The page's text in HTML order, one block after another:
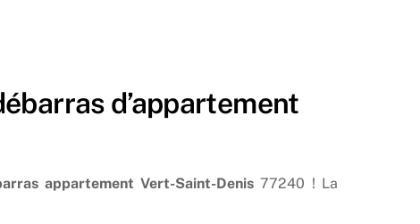
d’appartement
appartement Vert-Saint-Denis 77240 ! La